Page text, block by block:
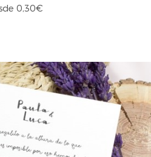
0,30€